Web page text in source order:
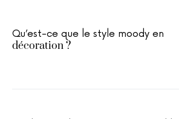
Qu’est-ce que le style moody en
décoration ?